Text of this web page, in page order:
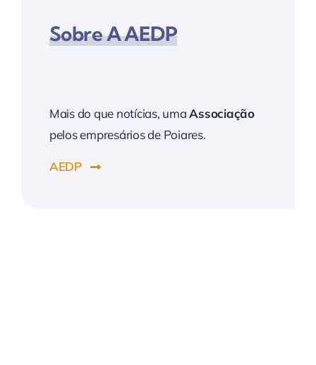
Sobre A AEDP
Mais do que notícias, umaAssociação
pelos empresários de Poiares.
AEDP